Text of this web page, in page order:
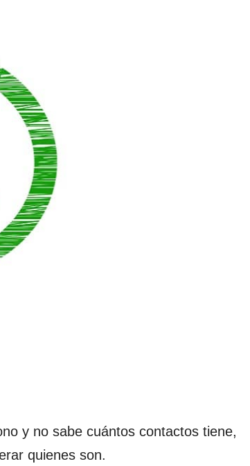
y no sabe cuántos contactos tiene,
quienes son.